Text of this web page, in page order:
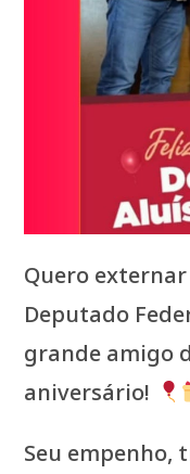
Quero
Deputado
grande amigo
aniversário!
Seu empenho,